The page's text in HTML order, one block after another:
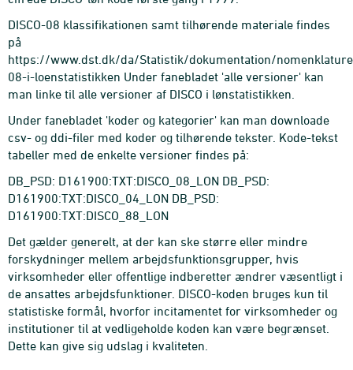
DISCO-08 klassifikationen samt tilhørende materiale findes
på
https://www.dst.dk/da/Statistik/dokumentation/
08-i-loenstatistikken Under fanebladet 'alle versioner' kan
man linke til alle versioner af DISCO i lønstatistikken.
Under fanebladet 'koder og kategorier' kan man downloade
csv- og ddi-filer med koder og tilhørende tekster. Kode-tekst
tabeller med de enkelte versioner findes på:
DB_PSD: D161900:TXT:DISCO_08_LON DB_PSD:
D161900:TXT:DISCO_04_LON DB_PSD:
D161900:TXT:DISCO_88_LON
Det gælder generelt, at der kan ske større eller mindre
forskydninger mellem arbejdsfunktionsgrupper, hvis
virksomheder eller offentlige indberetter ændrer væsentligt i
de ansattes arbejdsfunktioner. DISCO-koden bruges kun til
statistiske formål, hvorfor incitamentet for virksomheder og
institutioner til at vedligeholde koden kan være begrænset.
Dette kan give sig udslag i kvaliteten.